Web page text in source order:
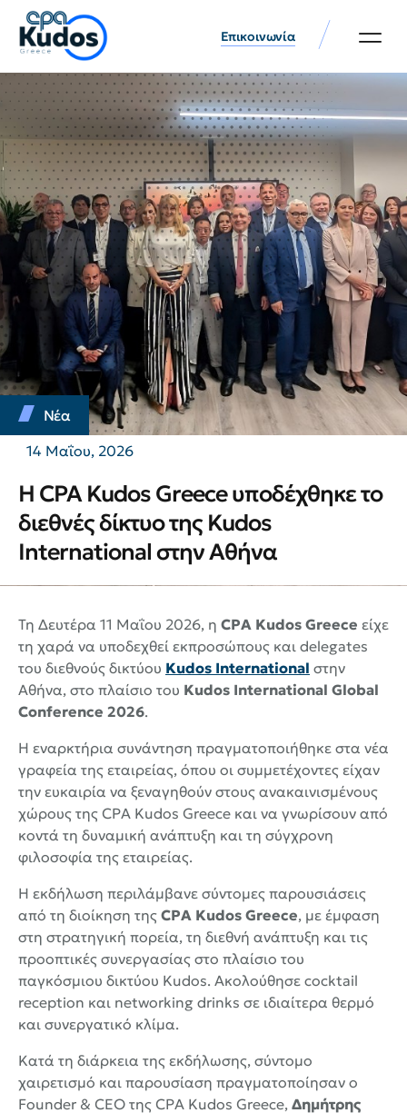
Επικοινωνία
Νέα
14 Μαΐου, 2026
Η CPA Kudos Greece υποδέχθηκε το
διεθνές δίκτυο της Kudos
International στην Αθήνα
Τη Δευτέρα 11 Μαΐου 2026, η CPA Kudos Greece είχε
τη χαρά να υποδεχθεί εκπροσώπους και delegates
του διεθνούς δικτύου Kudos International στην
Αθήνα, στο πλαίσιο του Kudos International Global
Conference 2026.
Η εναρκτήρια συνάντηση πραγματοποιήθηκε στα νέα
γραφεία της εταιρείας, όπου οι συμμετέχοντες είχαν
την ευκαιρία να ξεναγηθούν στους ανακαινισμένους
χώρους της CPA Kudos Greece και να γνωρίσουν από
κοντά τη δυναμική ανάπτυξη και τη σύγχρονη
φιλοσοφία της εταιρείας.
Η εκδήλωση περιλάμβανε σύντομες παρουσιάσεις
από τη διοίκηση της CPA Kudos Greece, με έμφαση
στη στρατηγική πορεία, τη διεθνή ανάπτυξη και τις
προοπτικές συνεργασίας στο πλαίσιο του
παγκόσμιου δικτύου Kudos. Ακολούθησε cocktail
reception και networking drinks σε ιδιαίτερα θερμό
και συνεργατικό κλίμα.
Κατά τη διάρκεια της εκδήλωσης, σύντομο
χαιρετισμό και παρουσίαση πραγματοποίησαν ο
Founder & CEO της CPA Kudos Greece, Δημήτρης